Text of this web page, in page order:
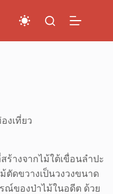
งเที่ยว
างจากไม้ใต้เขื่อนลำปะ
ดขวางเป็นวงวงขนาด
ณ์ของป่าไม้ในอดีต ด้วย